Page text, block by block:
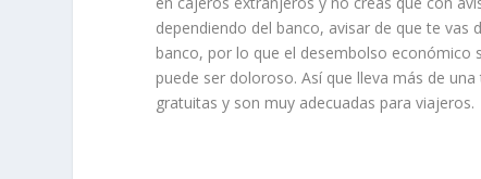
dependiendo del banco, avisar de que te
banco, por lo que el desembolso económico
puede ser doloroso. Así que lleva más de
gratuitas y son muy adecuadas para viajeros.